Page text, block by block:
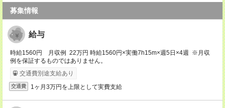
募集情報
給与
時給1560円 月収例 22万円 時給1560円×実働7h15m×週5日×4週 ※月収
例を保証するものではありません。
交通費別途支給あり
交通費 1ヶ月3万円を上限として実費支給